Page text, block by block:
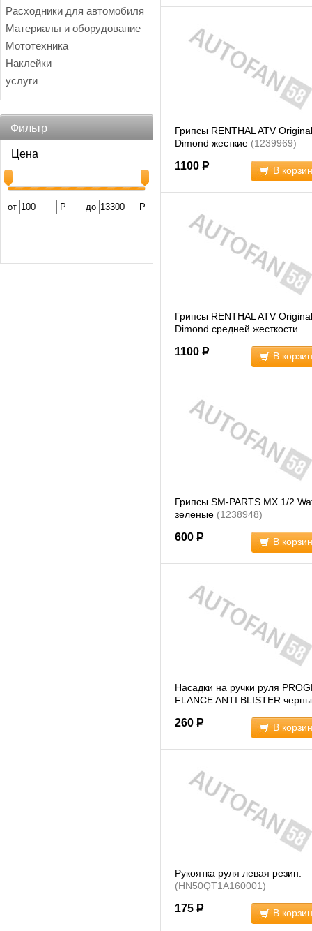
Расходники для автомобиля
Материалы и оборудование
Мототехника
Наклейки
услуги
Фильтр
Цена
от Р до Р
Грипсы RENTHAL ATV
Dimond жесткие (1239969)
1100 Р В
Грипсы RENTHAL ATV
Dimond средней жесткости
1100 Р В
Грипсы SM-PARTS MX 1/2
зеленые (1238948)
600 Р В
Насадки на ручки руля
FLANCE ANTI BLISTER
260 Р В
Рукоятка руля левая резин.
(HN50QT1A160001)
175 Р В